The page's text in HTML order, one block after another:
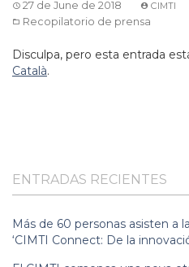
27 de June de 2018 CIMTI
Recopilatorio de prensa
Disculpa, pero esta entrada
Català.
ENTRADAS RECIENTES
Más de 60 personas asisten a
‘CIMTI Connect: De la